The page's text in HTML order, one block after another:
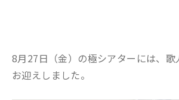
8月27日（金）の極シアターには、歌
お迎えしました。